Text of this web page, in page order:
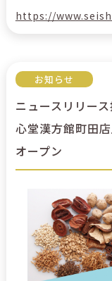
https://
お知らせ
ニュースリリー
心堂漢方館町田
オープン